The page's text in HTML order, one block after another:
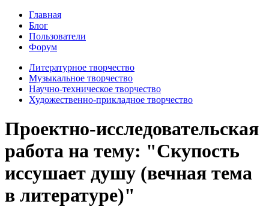
Главная
Блог
Пользователи
Форум
Литературное творчество
Музыкальное творчество
Научно-техническое творчество
Художественно-прикладное творчество
Проектно-исследовательская
работа на тему: "Скупость
иссушает душу (вечная тема
в литературе)"